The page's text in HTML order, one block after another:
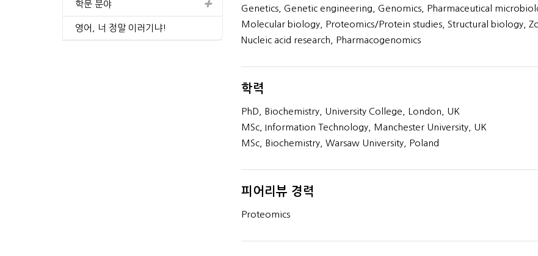
학문 분야
영어, 너 정말 이러기냐!
Genetics, Genetic engineering, Genomics, Pharmaceutical
Molecular biology, Proteomics/Protein studies, Structural biology,
Nucleic acid research, Pharmacogenomics
학력
PhD, Biochemistry, University College, London, UK
MSc, Information Technology, Manchester University, UK
MSc, Biochemistry, Warsaw University, Poland
피어리뷰 경력
Proteomics